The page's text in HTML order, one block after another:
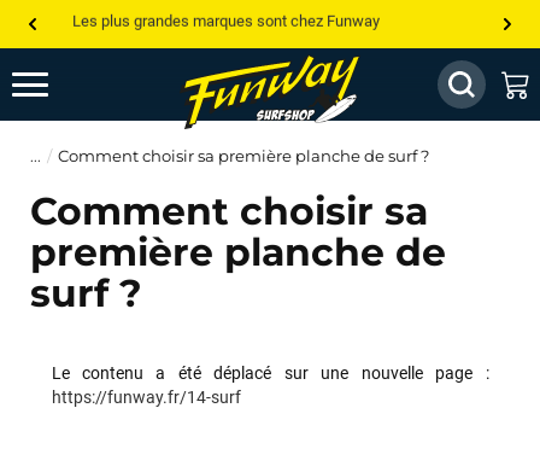
Les plus grandes marques sont chez Funway
Jusqu’à -75% de remise sur le windsurf, wingfoil, etc...
💰 Meilleur prix garanti — Moins cher ailleurs ? On s’aligne !
Besoin de conseils de pro ? Appelle nous !
Comment choisir sa première planche de surf ?
Comment choisir sa
première planche de
surf ?
Le contenu a été déplacé sur une nouvelle page :
https://funway.fr/14-surf